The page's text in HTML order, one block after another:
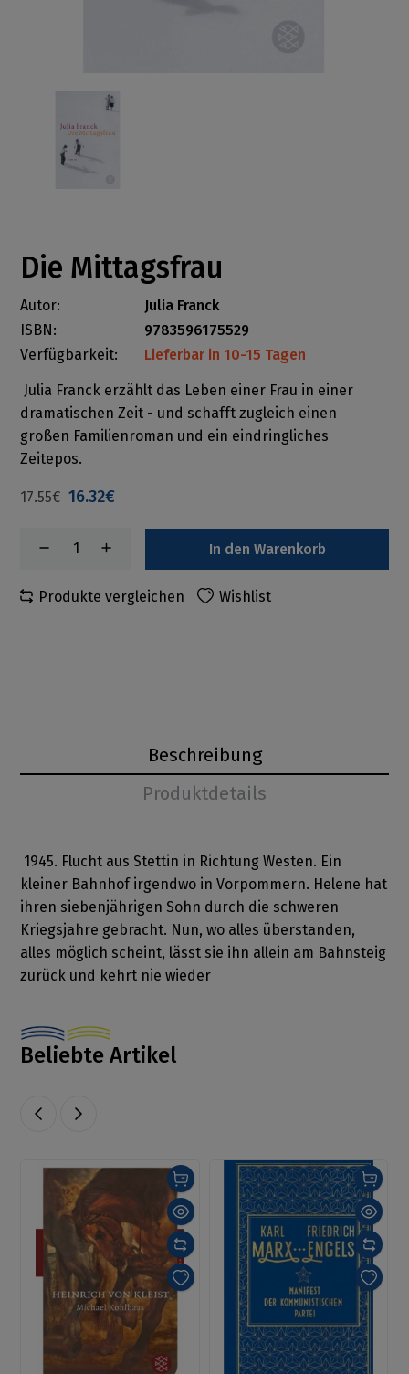
Die Mittagsfrau
Autor:
Julia Franck
ISBN:
9783596175529
Verfügbarkeit:
Lieferbar in 10-15 Tagen
Julia Franck erzählt das Leben einer Frau in einer
dramatischen Zeit - und schafft zugleich einen
großen Familienroman und ein eindringliches
Zeitepos.
17.55€ 16.32€
In den Warenkorb
Produkte vergleichen Wishlist
Beschreibung
Produktdetails
1945. Flucht aus Stettin in Richtung Westen. Ein
kleiner Bahnhof irgendwo in Vorpommern. Helene hat
ihren siebenjährigen Sohn durch die schweren
Kriegsjahre gebracht. Nun, wo alles überstanden,
alles möglich scheint, lässt sie ihn allein am Bahnsteig
zurück und kehrt nie wieder
Beliebte Artikel